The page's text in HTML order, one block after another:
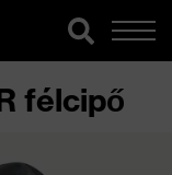
félcipő